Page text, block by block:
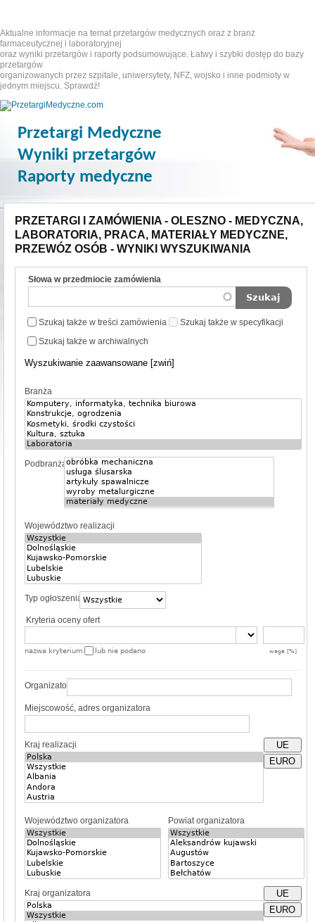
Aktualne informacje na temat przetargów medycznych oraz z branż
farmaceutycznej i laboratoryjnej
oraz wyniki przetargów i raporty podsumowujące. Łatwy i szybki dostęp do bazy
przetargów
organizowanych przez szpitale, uniwersytety, NFZ, wojsko i inne podmioty w
jednym miejscu. Sprawdź!
Przetargi Medyczne
Wyniki przetargów
Raporty medyczne
PRZETARGI I ZAMÓWIENIA - OLESZNO - MEDYCZNA,
LABORATORIA, PRACA, MATERIAŁY MEDYCZNE,
PRZEWÓZ OSÓB - WYNIKI WYSZUKIWANIA
Słowa w przedmiocie zamówienia
Szukaj także w treści zamówienia
Szukaj także w specyfikacji
Szukaj także w archiwalnych
Wyszukiwanie zaawansowane [zwiń]
Branża
Podbranża
Województwo realizacji
Typ ogłoszenia
Kryteria oceny ofert
nazwa kryterium waga [%]
lub nie podano
Organizator
Miejscowość, adres organizatora
Kraj realizacji
UE
EURO
Województwo organizatora Powiat organizatora
Kraj organizatora
UE
EURO